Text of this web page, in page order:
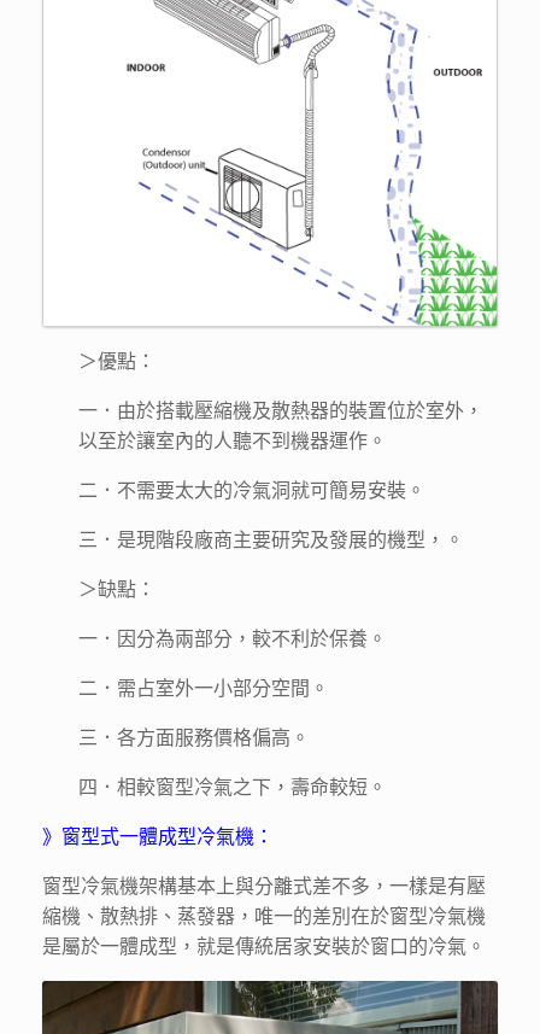
＞優點：
一．由於搭載壓縮機及散熱器的裝置位於室外，
以至於讓室內的人聽不到機器運作。
二．不需要太大的冷氣洞就可簡易安裝。
三．是現階段廠商主要研究及發展的機型，。
＞缺點：
一．因分為兩部分，較不利於保養。
二．需占室外一小部分空間。
三．各方面服務價格偏高。
四．相較窗型冷氣之下，壽命較短。
》窗型式一體成型冷氣機：
窗型冷氣機架構基本上與分離式差不多，一樣是有壓
縮機、散熱排、蒸發器，唯一的差別在於窗型冷氣機
是屬於一體成型，就是傳統居家安裝於窗口的冷氣。